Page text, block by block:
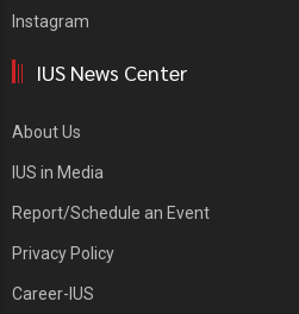
Instagram
IUS News Center
About Us
IUS in Media
Report/Schedule an Event
Privacy Policy
Career-IUS